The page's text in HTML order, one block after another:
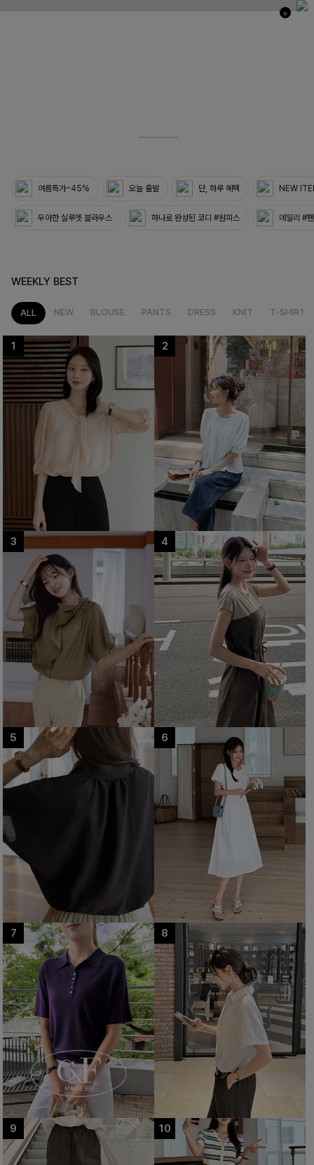
0
여름특가~45% 오늘 출발 단, 하루 혜택 NEW
우아한 실루엣 블라우스 하나로 완성된 코디 #원피스 데일리 #
WEEKLY BEST
ALL NEW BLOUSE PANTS DRESS KNIT T-SHIRT